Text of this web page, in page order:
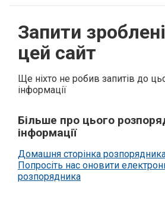
Запити
цей сайт
Ще ніхто не робив запитів до
інформації
Більше про цього
інформації
Домашня сторінка
Попросіть нас оновити
розпорядника